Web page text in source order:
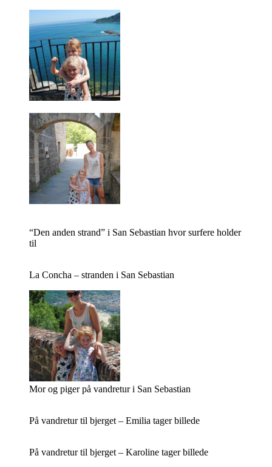
“Den anden strand” i San Sebastian hvor surfere holder
til
La Concha – stranden i San Sebastian
Mor og piger på vandretur i San Sebastian
På vandretur til bjerget – Emilia tager billede
På vandretur til bjerget – Karoline tager billede